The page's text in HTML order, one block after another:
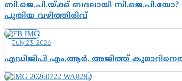
ബി.ജെ.പി.യ്ക്ക് ബദലായി
പുതിയ വഴിത്തിരിവ്
July 23, 2026
എഡിജിപി എം.ആർ. അജിത്ത്